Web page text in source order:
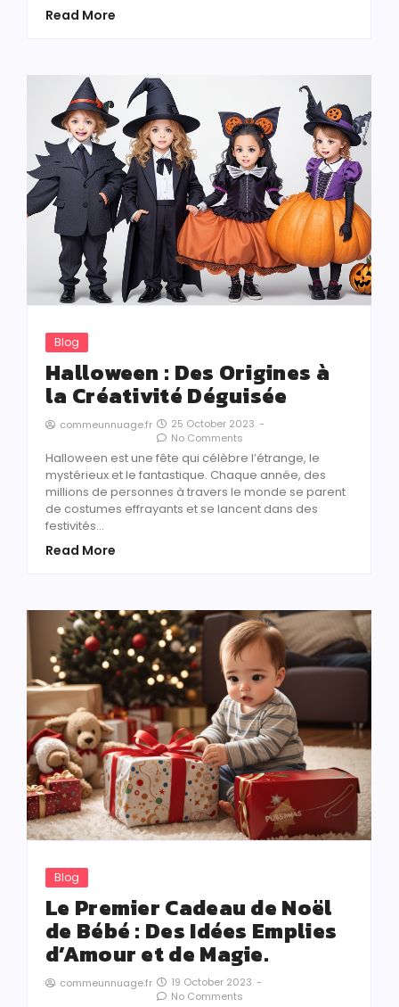
Read More
Blog
Halloween : Des Origines à
la Créativité Déguisée
commeunnuage.fr 25 October 2023 -
No Comments
Halloween est une fête qui célèbre l’étrange, le
mystérieux et le fantastique. Chaque année, des
millions de personnes à travers le monde se parent
de costumes effrayants et se lancent dans des
festivités…
Read More
Blog
Le Premier Cadeau de Noël
de Bébé : Des Idées Emplies
d’Amour et de Magie.
commeunnuage.fr 19 October 2023 -
No Comments